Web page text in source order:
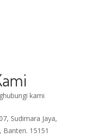
kami
Sudimara Jaya,
Banten. 15151